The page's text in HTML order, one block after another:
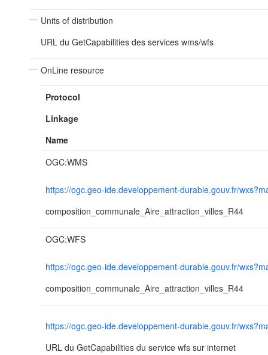
Units of distribution
URL du GetCapabilities des services wms/wfs
OnLine resource
Protocol
Linkage
Name
OGC:WMS
https://ogc.geo-ide.developpement-durable.gouv.fr/
composition_communale_Aire_attraction_villes_R44
OGC:WFS
https://ogc.geo-ide.developpement-durable.gouv.fr/
composition_communale_Aire_attraction_villes_R44
https://ogc.geo-ide.developpement-durable.gouv.fr/
URL du GetCapabilities du service wfs sur internet